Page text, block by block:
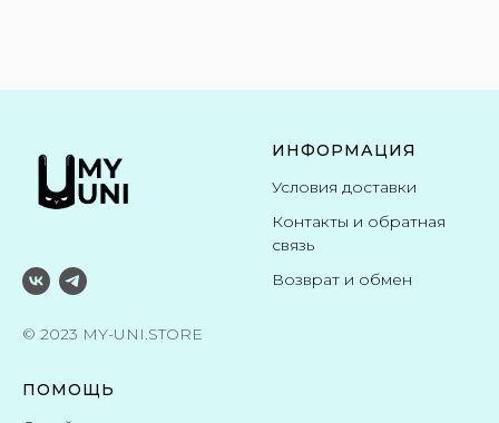
© 2023 MY-UNI.STORE
ИНФОРМАЦИЯ
Условия доставки
Контакты и обратная
связь
Возврат и обмен
ПОМОЩЬ